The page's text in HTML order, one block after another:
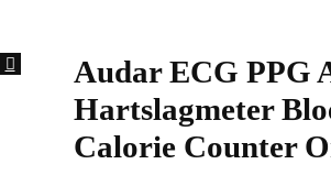
Audar ECG PPG
Hartslagmeter
Calorie Counter